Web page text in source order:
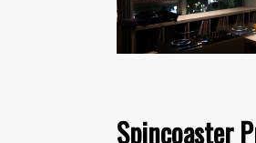
Spincoaster